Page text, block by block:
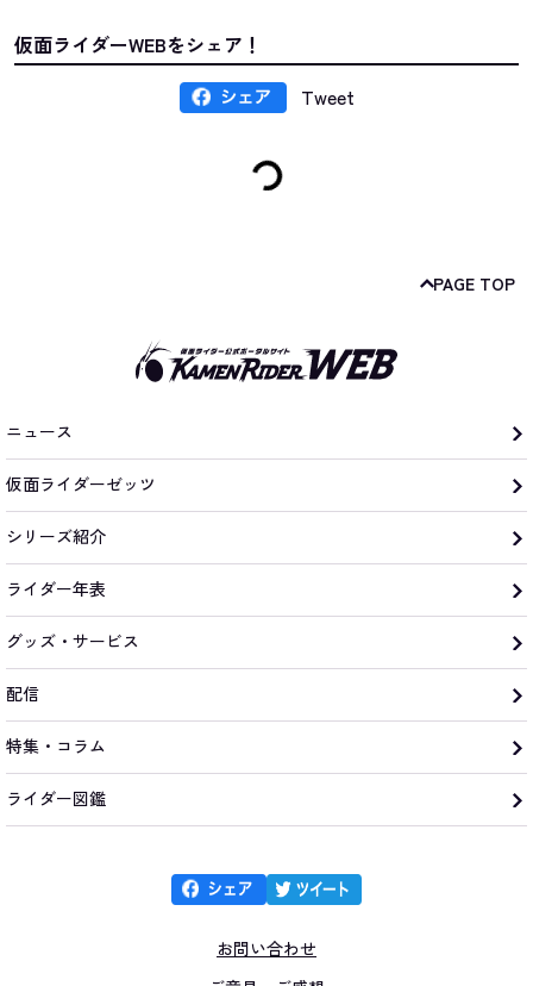
仮面ライダーWEBをシェア！
Tweet
PAGE TOP
ニュース
仮面ライダーゼッツ
シリーズ紹介
ライダー年表
グッズ・サービス
配信
特集・コラム
ライダー図鑑
お問い合わせ